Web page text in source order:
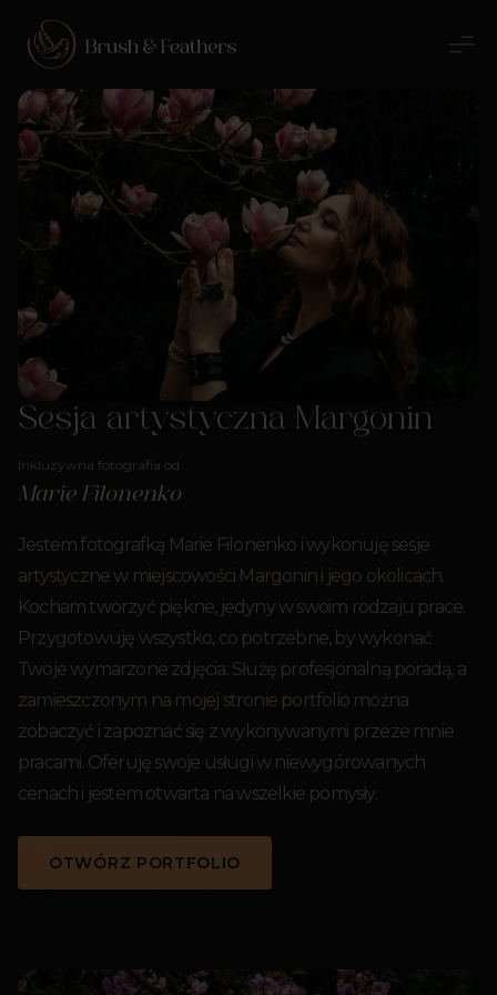
Sesja artystyczna Margonin
Inkluzywna fotografia od
Marie Filonenko
Jestem fotografką Marie Filonenko i wykonuję sesje
artystyczne w miejscowości Margonin i jego okolicach.
Kocham tworzyć piękne, jedyny w swoim rodzaju prace.
Przygotowuję wszystko, co potrzebne, by wykonać
Twoje wymarzone zdjęcia. Służę profesjonalną poradą, a
zamieszczonym na mojej stronie portfolio można
zobaczyć i zapoznać się z wykonywanymi przeze mnie
pracami. Oferuję swoje usługi w niewygórowanych
cenach i jestem otwarta na wszelkie pomysły.
OTWÓRZ PORTFOLIO